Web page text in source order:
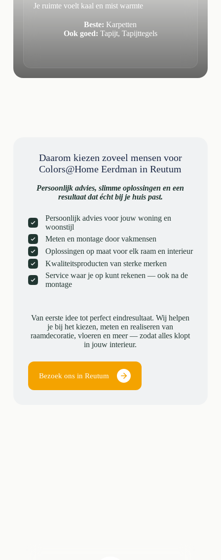
Je ruimte voelt kaal en mist warmte
Beste: Karpetten
Ook goed: Tapijt, Tapijttegels
Daarom kiezen zoveel mensen voor
Colors@Home Eerdman in Reutum
Persoonlijk advies, slimme oplossingen en een
resultaat dat écht bij je huis past.
Persoonlijk advies voor jouw woning en
woonstijl
Meten en montage door vakmensen
Oplossingen op maat voor elk raam en interieur
Kwaliteitsproducten van sterke merken
Service waar je op kunt rekenen — ook na de
montage
Van eerste idee tot perfect eindresultaat. Wij helpen
je bij het kiezen, meten en realiseren van
raamdecoratie, vloeren en meer — zodat alles klopt
in jouw interieur.
Bezoek ons in Reutum